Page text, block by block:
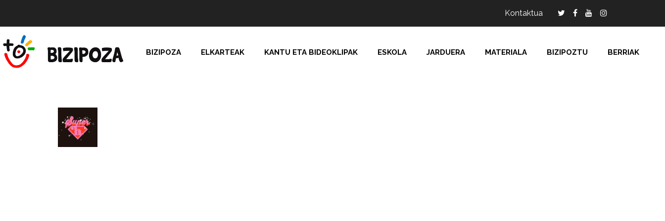
Kontaktua
BIZIPOZA ELKARTEAK KANTU ETA BIDEOKLIPAK ESKOLA JARDUERA MATERIALA BIZIPOZTU BERRIAK